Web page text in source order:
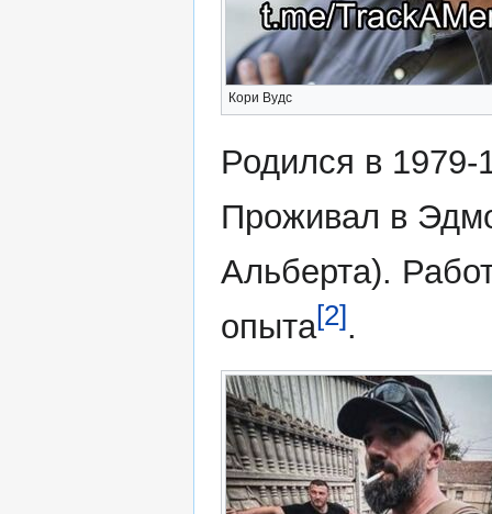
Кори Вудс
Родился в 1979-
Проживал в
Альберта).
опыта[2].